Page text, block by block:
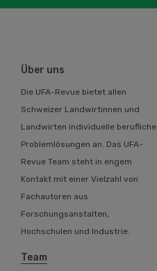
Über uns
Die UFA-Revue bietet allen
Schweizer Landwirtinnen und
Landwirten individuelle berufliche
Problemlösungen an. Das UFA-
Revue Team steht in engem
Kontakt mit einer Vielzahl von
Fachautoren aus
Forschungsanstalten,
Hochschulen und Industrie.
Team